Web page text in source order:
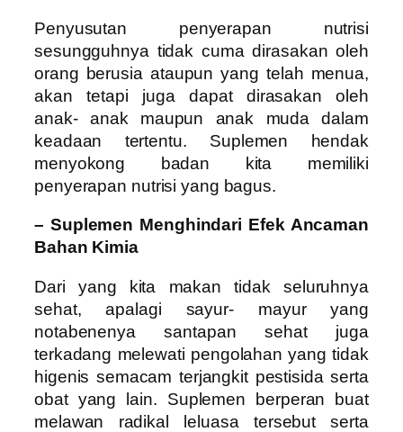
Penyusutan penyerapan nutrisi
sesungguhnya tidak cuma dirasakan oleh
orang berusia ataupun yang telah menua,
akan tetapi juga dapat dirasakan oleh
anak- anak maupun anak muda dalam
keadaan tertentu. Suplemen hendak
menyokong badan kita memiliki
penyerapan nutrisi yang bagus.
– Suplemen Menghindari Efek Ancaman
Bahan Kimia
Dari yang kita makan tidak seluruhnya
sehat, apalagi sayur- mayur yang
notabenenya santapan sehat juga
terkadang melewati pengolahan yang tidak
higenis semacam terjangkit pestisida serta
obat yang lain. Suplemen berperan buat
melawan radikal leluasa tersebut serta